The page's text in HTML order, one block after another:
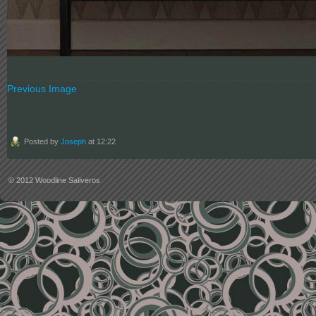
Previous Image
Posted by Joseph at 12:22
© 2012 Woodline Saliveros